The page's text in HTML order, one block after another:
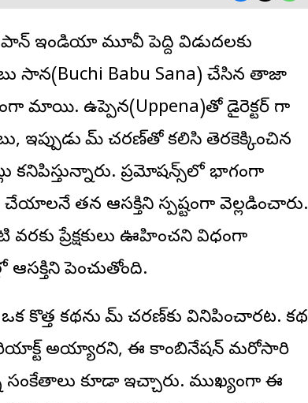
పాన్ ఇండియా మూవీ పెద్ది విడుదలకు
సాన‌(Buchi Babu Sana) చేసిన తాజా
మారాయి. ఉప్పెన(Uppena)తో డైరెక్ట‌ర్ గా
ఇప్పుడు రామ్ చరణ్‌తో కలిసి తెరకెక్కించిన
కనిపిస్తున్నారు. ప్రమోషన్స్‌లో భాగంగా
తన ఆసక్తిని స్పష్టంగా వెల్లడించారు.
వరకు ప్రేక్షకులు ఊహించని విధంగా
ఆసక్తిని పెంచుతోంది.
కొత్త కథను రామ్ చరణ్‌కు వినిపించారట. కథ
అయ్యార‌ని, ఈ కాంబినేషన్ మరోసారి
కూడా ఇచ్చారు. ముఖ్యంగా ఈ